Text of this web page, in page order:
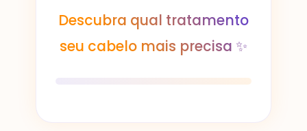
Descubra qual tratamento
seu cabelo mais precisa ✨